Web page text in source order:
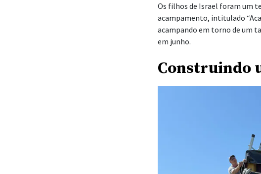
Os filhos de Israel foram um
acampamento, intitulado
acampando em torno de um
em junho.
Construindo